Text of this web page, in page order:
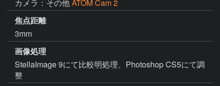
カメラ：その他ATOM Cam 2
焦点距離
3mm
画像処理
StellaImage 9にて比較明処理、Photoshop CS5にて調
整